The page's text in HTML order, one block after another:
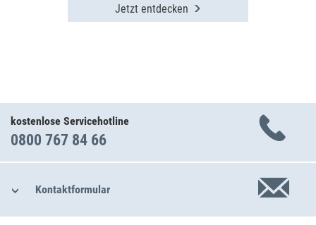
Jetzt entdecken
kostenlose Servicehotline
0800 767 84 66
Kontaktformular